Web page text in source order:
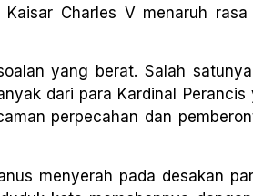
Charles V menaruh
yang berat. Salah
dari para Kardinal
perpecahan dan
menyerah pada desakan